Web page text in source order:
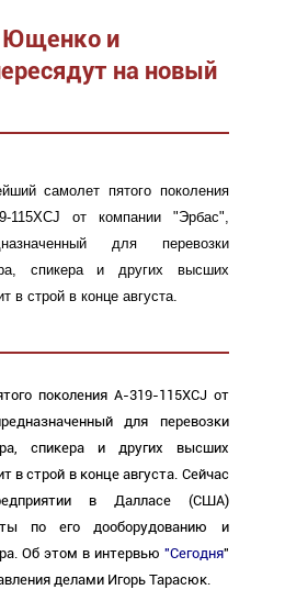
Ющенко и
на новый
самолет пятого поколения
115XCJ от компании "Эрбас",
для перевозки
спикера и других высших
в строй в конце августа.
поколения А-319-115XCJ от
для перевозки
спикера и других высших
в строй в конце августа. Сейчас
в Далласе (США)
по его дооборудованию и
Об этом в интервью "Сегодня"
делами Игорь Тарасюк.